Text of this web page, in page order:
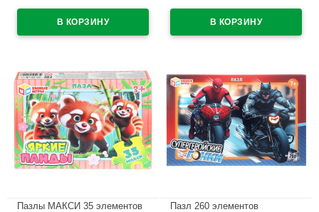
Пазлы МАКСИ 35 элементов
Пазл 260 элементов